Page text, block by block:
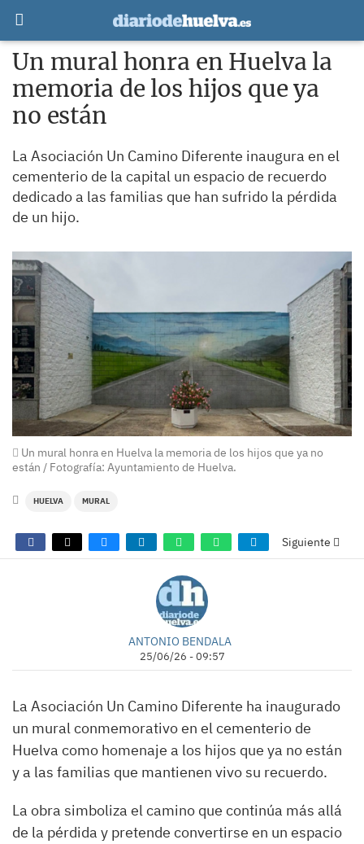
Un mural honra en Huelva la
memoria de los hijos que ya
no están
La Asociación Un Camino Diferente inaugura en el
cementerio de la capital un espacio de recuerdo
dedicado a las familias que han sufrido la pérdida
de un hijo.
Un mural honra en Huelva la memoria de los hijos que ya no
están / Fotografía: Ayuntamiento de Huelva.
HUELVA MURAL
Siguiente
ANTONIO BENDALA
25/06/26 - 09:57
La Asociación Un Camino Diferente ha inaugurado
un mural conmemorativo en el cementerio de
Huelva como homenaje a los hijos que ya no están
y a las familias que mantienen vivo su recuerdo.
La obra simboliza el camino que continúa más allá
de la pérdida y pretende convertirse en un espacio